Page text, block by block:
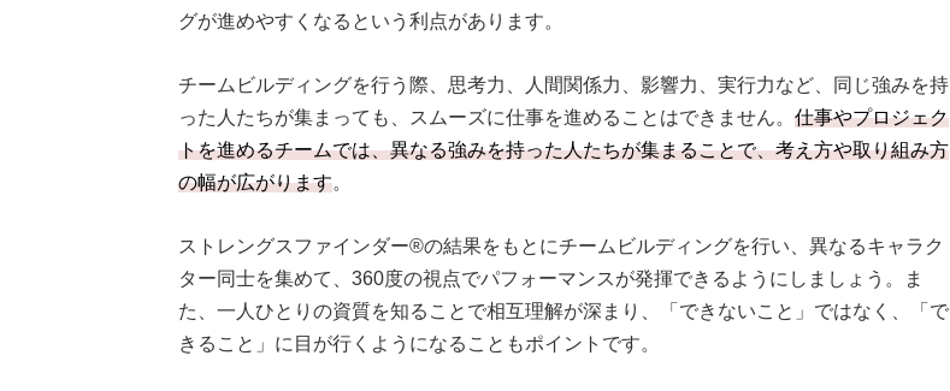
グが進めやすくなるという利点があります。
チームビルディングを行う際、思考力、人間関係力、影響力、実行力など、同じ強みを持
った人たちが集まっても、スムーズに仕事を進めることはできません。 仕事やプロジェク
トを進めるチームでは、異なる強みを持った人たちが集まることで、考え方や取り組み方
の幅が広がります。
ストレングスファインダー®の結果をもとにチームビルディングを行い、異なるキャラク
ター同士を集めて、360度の視点でパフォーマンスが発揮できるようにしましょう。ま
た、一人ひとりの資質を知ることで相互理解が深まり、「できないこと」ではなく、「で
きること」に目が行くようになることもポイントです。